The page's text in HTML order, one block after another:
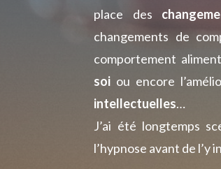
place des
changements de
comportement
soi ou encore
intellectuelles…
J’ai été longtemps
l’hypnose avant de l’y